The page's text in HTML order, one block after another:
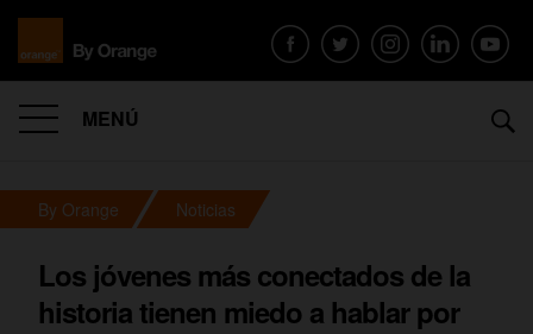
MENÚ
By Orange Noticias
Los jóvenes más conectados de la
historia tienen miedo a hablar por